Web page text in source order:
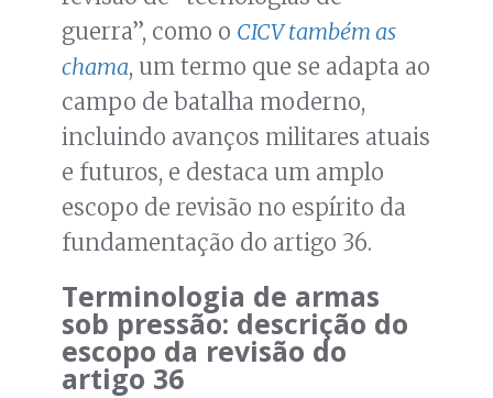
guerra”, como o CICV também as
chama, um termo que se adapta ao
campo de batalha moderno,
incluindo avanços militares atuais
e futuros, e destaca um amplo
escopo de revisão no espírito da
fundamentação do artigo 36.
Terminologia de armas
sob pressão: descrição do
escopo da revisão do
artigo 36